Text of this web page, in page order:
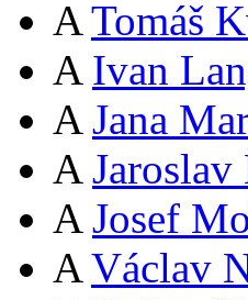
A Tomáš
A Ivan
A Jana
A
A Josef
A Václav